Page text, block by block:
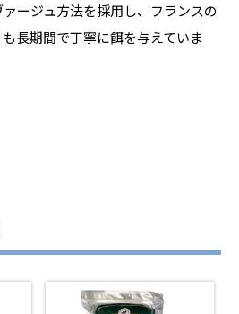
ージュ方法を採用し、フランスの
長期間で丁寧に餌を与えていま